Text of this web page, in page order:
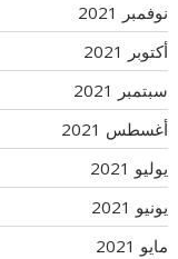
نوفمبر 2021
أكتوبر 2021
سبتمبر 2021
أغسطس 2021
يوليو 2021
يونيو 2021
مايو 2021